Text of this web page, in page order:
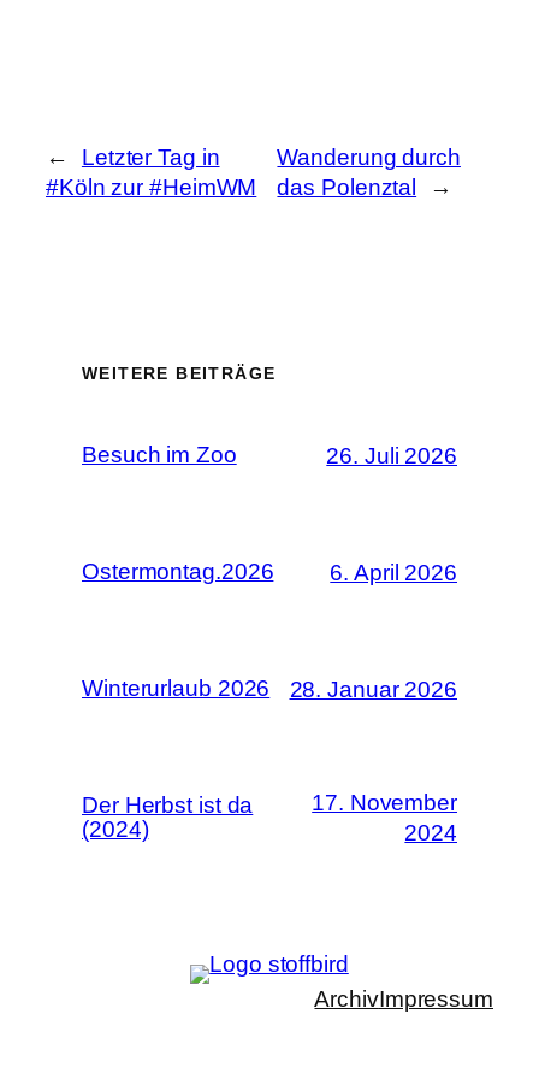
←
Letzter Tag in
#Köln zur #HeimWM
Wanderung durch
das Polenztal
→
WEITERE BEITRÄGE
Besuch im Zoo 26. Juli 2026
Ostermontag.2026 6. April 2026
Winterurlaub 2026 28. Januar 2026
Der Herbst ist da
(2024)
17. November
2024
ArchivImpressum